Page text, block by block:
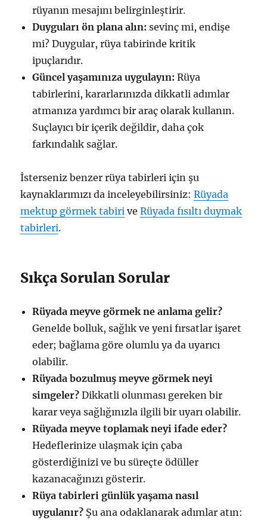
rüyanın mesajını belirginleştirir.
Duyguları ön plana alın: sevinç mi, endişe
mi? Duygular, rüya tabirinde kritik
ipuçlarıdır.
Güncel yaşamınıza uygulayın: Rüya
tabirlerini, kararlarınızda dikkatli adımlar
atmanıza yardımcı bir araç olarak kullanın.
Suçlayıcı bir içerik değildir, daha çok
farkındalık sağlar.
İsterseniz benzer rüya tabirleri için şu
kaynaklarımızı da inceleyebilirsiniz:Rüyada
mektup görmek tabiri veRüyada fısıltı duymak
tabirleri.
Sıkça Sorulan Sorular
Rüyada meyve görmek ne anlama gelir?
Genelde bolluk, sağlık ve yeni fırsatlar işaret
eder; bağlama göre olumlu ya da uyarıcı
olabilir.
Rüyada bozulmuş meyve görmek neyi
simgeler? Dikkatli olunması gereken bir
karar veya sağlığınızla ilgili bir uyarı olabilir.
Rüyada meyve toplamak neyi ifade eder?
Hedeflerinize ulaşmak için çaba
gösterdiğinizi ve bu süreçte ödüller
kazanacağınızı gösterir.
Rüya tabirleri günlük yaşama nasıl
uygulanır? Şu ana odaklanarak adımlar atın: